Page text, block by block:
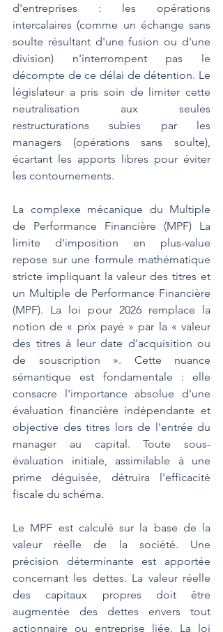
d'entreprises : les opérations
intercalaires (comme un échange sans
soulte résultant d'une fusion ou d'une
division) n'interrompent pas le
décompte de ce délai de détention. Le
législateur a pris soin de limiter cette
neutralisation aux seules
restructurations subies par les
managers (opérations sans soulte),
écartant les apports libres pour éviter
les contournements.
La complexe mécanique du Multiple
de Performance Financière (MPF) La
limite d'imposition en plus-value
repose sur une formule mathématique
stricte impliquant la valeur des titres et
un Multiple de Performance Financière
(MPF). La loi pour 2026 remplace la
notion de « prix payé » par la « valeur
des titres à leur date d'acquisition ou
de souscription ». Cette nuance
sémantique est fondamentale : elle
consacre l'importance absolue d'une
évaluation financière indépendante et
objective des titres lors de l'entrée du
manager au capital. Toute sous-
évaluation initiale, assimilable à une
prime déguisée, détruira l'efficacité
fiscale du schéma.
Le MPF est calculé sur la base de la
valeur réelle de la société. Une
précision déterminante est apportée
concernant les dettes. La valeur réelle
des capitaux propres doit être
augmentée des dettes envers tout
actionnaire ou entreprise liée. La loi